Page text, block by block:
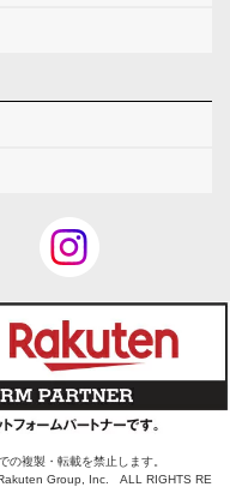
の複製・転載を禁止します。
Group, Inc. ALL RIGHTS RE